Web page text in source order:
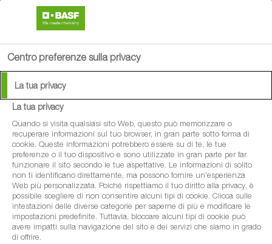
Centro preferenze sulla privacy
La tua privacy
La tua privacy
Quando si visita qualsiasi sito Web, questo può memorizzare o
recuperare informazioni sul tuo browser, in gran parte sotto forma di
cookie. Queste informazioni potrebbero essere su di te, le tue
preferenze o il tuo dispositivo e sono utilizzate in gran parte per far
funzionare il sito secondo le tue aspettative. Le informazioni di solito
non ti identificano direttamente, ma possono fornire un'esperienza
Web più personalizzata. Poiché rispettiamo il tuo diritto alla privacy, è
possibile scegliere di non consentire alcuni tipi di cookie. Clicca sulle
intestazioni delle diverse categorie per saperne di più e modificare le
impostazioni predefinite. Tuttavia, bloccare alcuni tipi di cookie può
avere impatti sulla navigazione del sito e dei servizi che siamo in grado
di offrire.